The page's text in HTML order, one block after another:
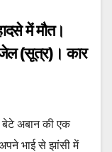
में मौत।
जेल (सूत्र)। कार
अबान की एक
भाई से झांसी में